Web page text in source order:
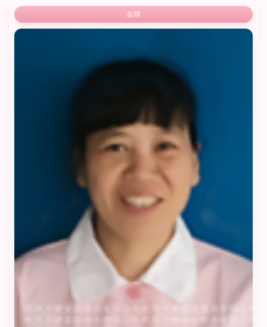
金牌